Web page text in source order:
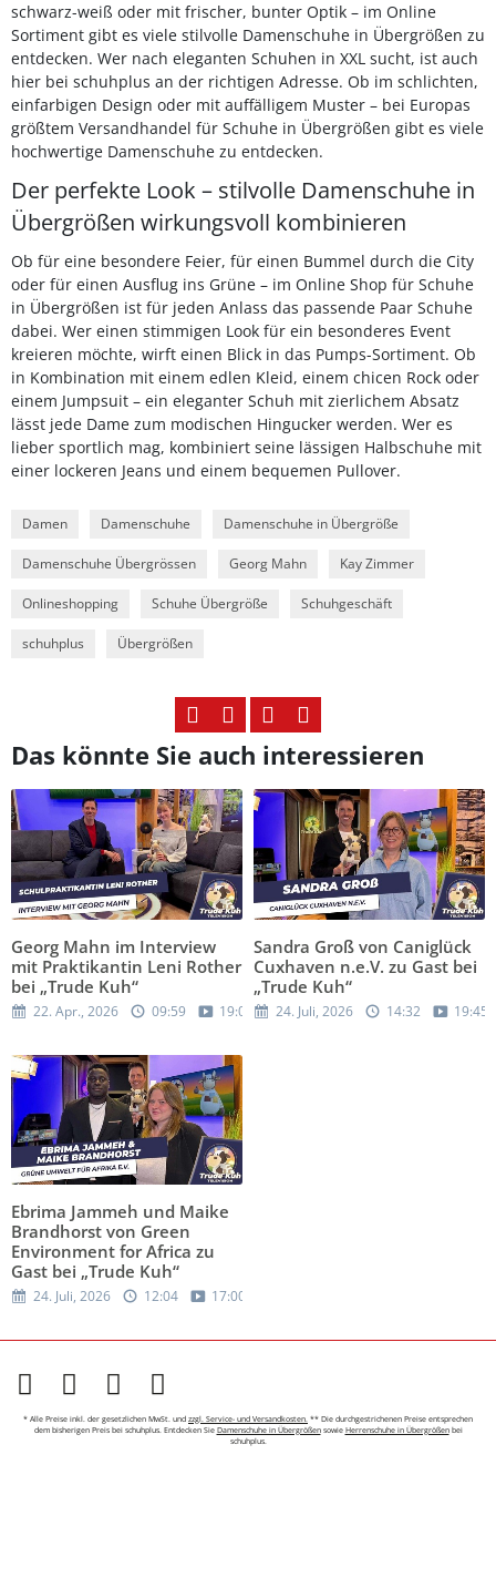
schwarz-weiß oder mit frischer, bunter Optik – im Online
Sortiment gibt es viele stilvolle Damenschuhe in Übergrößen zu
entdecken. Wer nach eleganten Schuhen in XXL sucht, ist auch
hier bei schuhplus an der richtigen Adresse. Ob im schlichten,
einfarbigen Design oder mit auffälligem Muster – bei Europas
größtem Versandhandel für Schuhe in Übergrößen gibt es viele
hochwertige Damenschuhe zu entdecken.
Der perfekte Look – stilvolle Damenschuhe in
Übergrößen wirkungsvoll kombinieren
Ob für eine besondere Feier, für einen Bummel durch die City
oder für einen Ausflug ins Grüne – im Online Shop für Schuhe
in Übergrößen ist für jeden Anlass das passende Paar Schuhe
dabei. Wer einen stimmigen Look für ein besonderes Event
kreieren möchte, wirft einen Blick in das Pumps-Sortiment. Ob
in Kombination mit einem edlen Kleid, einem chicen Rock oder
einem Jumpsuit – ein eleganter Schuh mit zierlichem Absatz
lässt jede Dame zum modischen Hingucker werden. Wer es
lieber sportlich mag, kombiniert seine lässigen Halbschuhe mit
einer lockeren Jeans und einem bequemen Pullover.
Damen Damenschuhe Damenschuhe in Übergröße
Damenschuhe Übergrössen Georg Mahn Kay Zimmer
Onlineshopping Schuhe Übergröße Schuhgeschäft
schuhplus Übergrößen
Das könnte Sie auch interessieren
Georg Mahn im Interview
mit Praktikantin Leni Rother
bei „Trude Kuh“
22. Apr., 2026 09:59 19:05
Sandra Groß von Caniglück
Cuxhaven n.e.V. zu Gast bei
„Trude Kuh“
24. Juli, 2026 14:32 19:45
Ebrima Jammeh und Maike
Brandhorst von Green
Environment for Africa zu
Gast bei „Trude Kuh“
24. Juli, 2026 12:04 17:00
* Alle Preise inkl. der gesetzlichen MwSt. und zzgl. Service- und Versandkosten. ** Die durchgestrichenen Preise entsprechen
dem bisherigen Preis bei schuhplus. Entdecken Sie Damenschuhe in Übergrößensowie Herrenschuhe in Übergrößenbei
schuhplus.